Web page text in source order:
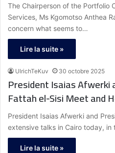
The Chairperson of the Portfolio
Services, Ms Kgomotso Anthea
concern what seems to…
Lire la suite »
UlrichTeKuv 30 octobre 2025
President Isaias Afwerki
Fattah el-Sisi Meet and
President Isaias Afwerki and
extensive talks in Cairo today,
Lire la suite »